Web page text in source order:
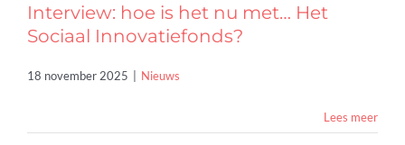
Interview: hoe is het nu met… Het
Sociaal Innovatiefonds?
18 november 2025 Nieuws
Lees meer